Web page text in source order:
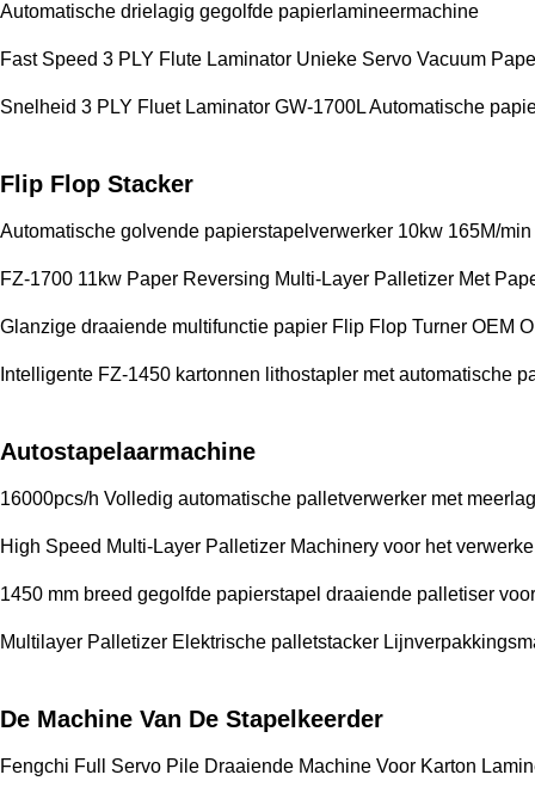
Automatische drielagig gegolfde papierlamineermachine
Fast Speed 3 PLY Flute Laminator Unieke Servo Vacuum
Snelheid 3 PLY Fluet Laminator GW-1700L Automatische
Flip Flop Stacker
Automatische golvende papierstapelverwerker 10kw 165M/min
FZ-1700 11kw Paper Reversing Multi-Layer Palletizer Met
Glanzige draaiende multifunctie papier Flip Flop Turner OEM
Intelligente FZ-1450 kartonnen lithostapler met automatische
Autostapelaarmachine
16000pcs/h Volledig automatische palletverwerker met
High Speed Multi-Layer Palletizer Machinery voor het
1450 mm breed gegolfde papierstapel draaiende palletiser
Multilayer Palletizer Elektrische palletstacker
De Machine Van De Stapelkeerder
Fengchi Full Servo Pile Draaiende Machine Voor Karton